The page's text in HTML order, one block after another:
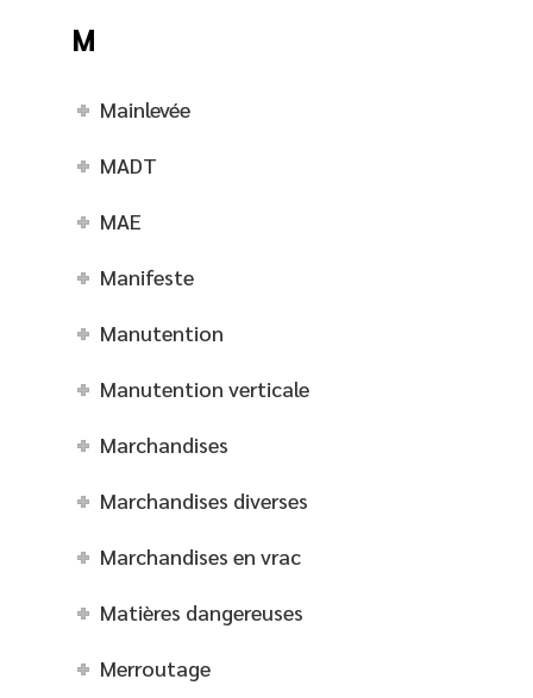
M
Mainlevée
MADT
MAE
Manifeste
Manutention
Manutention verticale
Marchandises
Marchandises diverses
Marchandises en vrac
Matières dangereuses
Merroutage